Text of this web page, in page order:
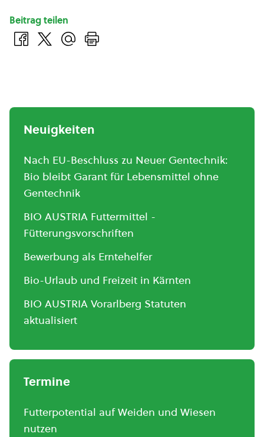
Beitrag teilen
Neuigkeiten
Nach EU-Beschluss zu Neuer Gentechnik:
Bio bleibt Garant für Lebensmittel ohne
Gentechnik
BIO AUSTRIA Futtermittel -
Fütterungsvorschriften
Bewerbung als Erntehelfer
Bio-Urlaub und Freizeit in Kärnten
BIO AUSTRIA Vorarlberg Statuten
aktualisiert
Termine
Futterpotential auf Weiden und Wiesen
nutzen